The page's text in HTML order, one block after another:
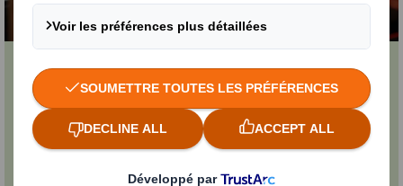
Nos recherches montrent que la complexité et la
fragilité sont des problèmes communs à toutes
les entreprises. Et que de nombreux
professionnels de l'approvisionnement et de la
chaîne d'approvisionnement sont cloisonnés